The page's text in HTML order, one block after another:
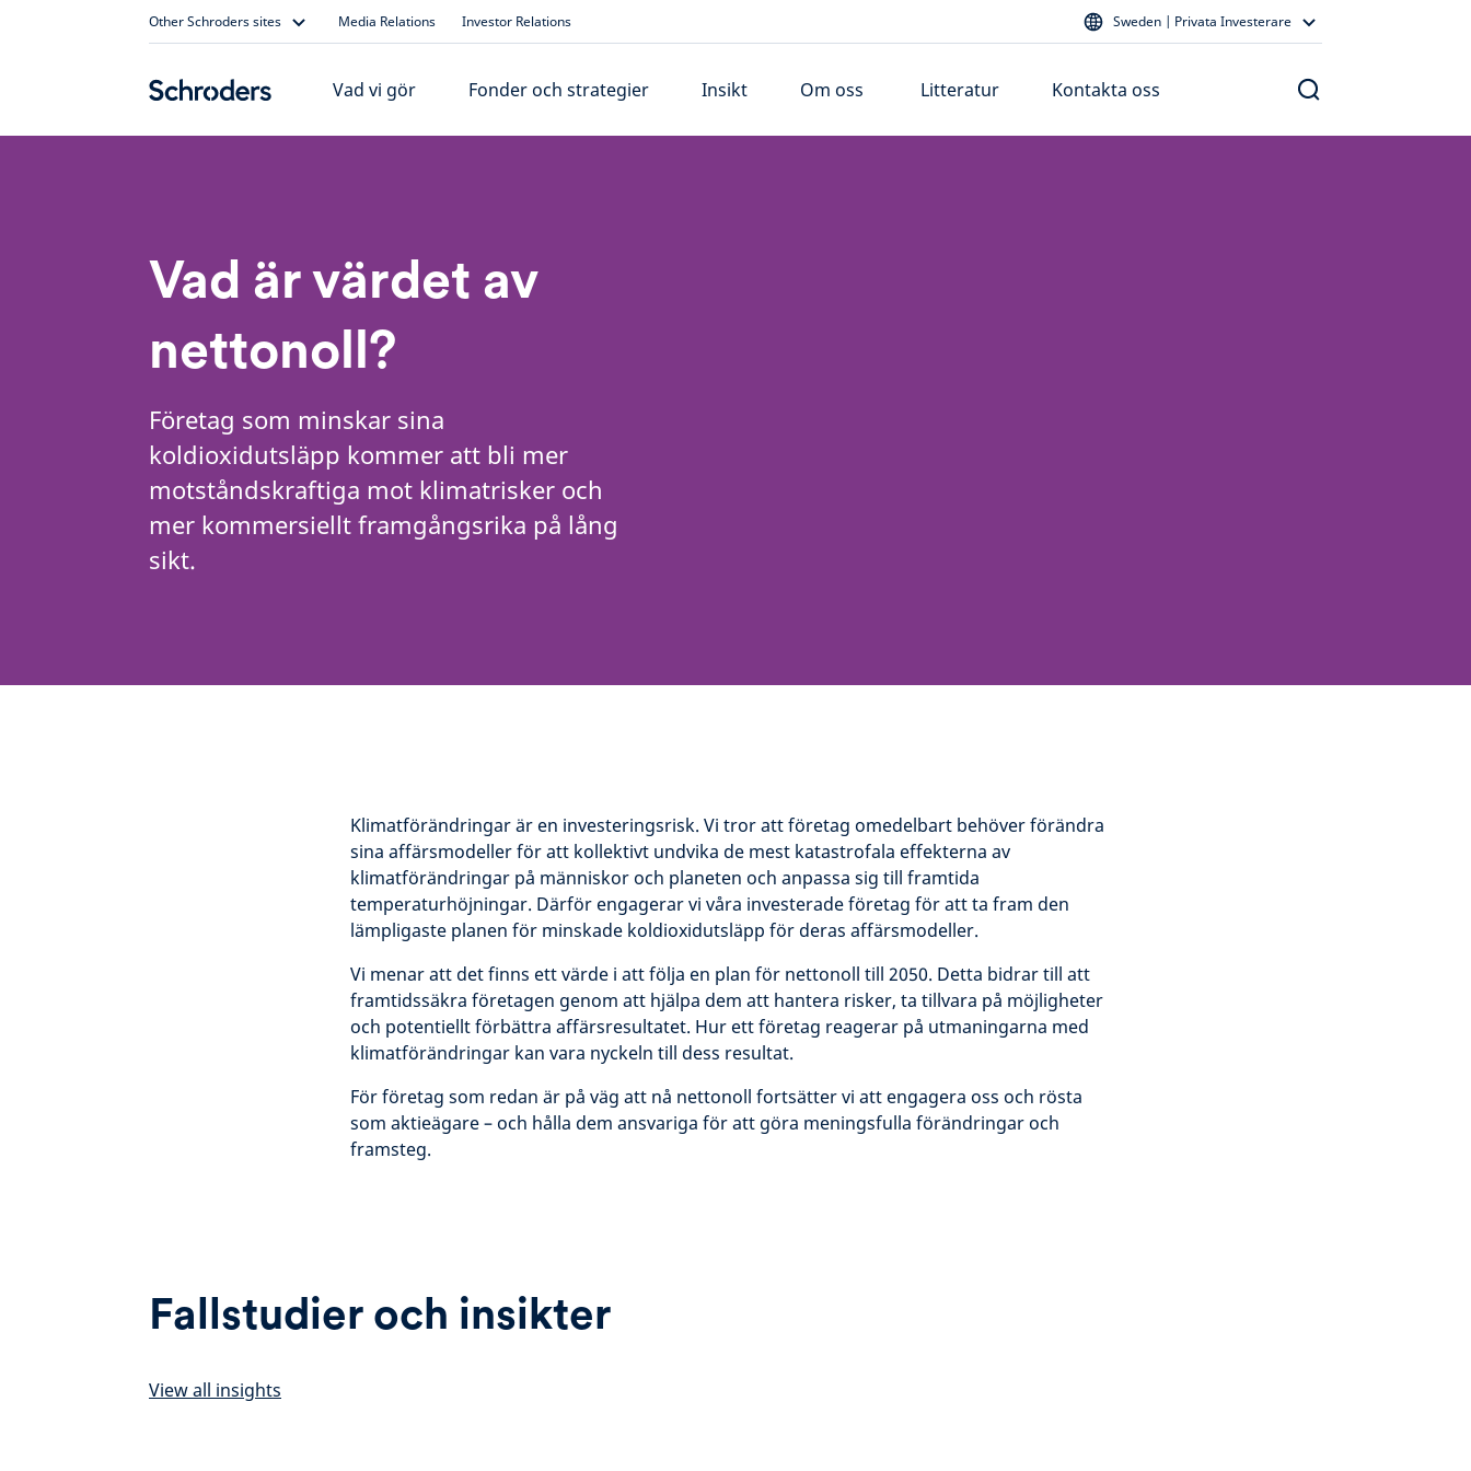
Other Schroders sites Media Relations Investor Relations Sweden | Privata Investerare
Vad vi gör Fonder och strategier Insikt Om oss Litteratur Kontakta oss
Vad är värdet av
nettonoll?
Företag som minskar sina
koldioxidutsläpp kommer att bli mer
motståndskraftiga mot klimatrisker och
mer kommersiellt framgångsrika på lång
sikt.
Klimatförändringar är en investeringsrisk. Vi tror att företag omedelbart behöver förändra
sina affärsmodeller för att kollektivt undvika de mest katastrofala effekterna av
klimatförändringar på människor och planeten och anpassa sig till framtida
temperaturhöjningar. Därför engagerar vi våra investerade företag för att ta fram den
lämpligaste planen för minskade koldioxidutsläpp för deras affärsmodeller.
Vi menar att det finns ett värde i att följa en plan för nettonoll till 2050. Detta bidrar till att
framtidssäkra företagen genom att hjälpa dem att hantera risker, ta tillvara på möjligheter
och potentiellt förbättra affärsresultatet. Hur ett företag reagerar på utmaningarna med
klimatförändringar kan vara nyckeln till dess resultat.
För företag som redan är på väg att nå nettonoll fortsätter vi att engagera oss och rösta
som aktieägare – och hålla dem ansvariga för att göra meningsfulla förändringar och
framsteg.
Fallstudier och insikter
View all insights